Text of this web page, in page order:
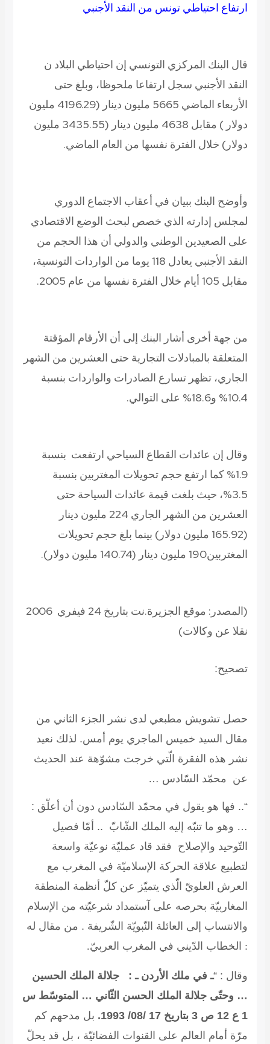
ارتفاع احتياطي تونس من النقد الأجنبي
قال البنك المركزي التونسي إن احتياطي البلاد ن
النقد الأجنبي سجل ارتفاعا ملحوظا، وبلغ حتى
الأربعاء الماضي 5665 مليون دينار (4196.29 مليون
دولار ) مقابل 4638 مليون دينار (3435.55 مليون
دولار) خلال الفترة نفسها من العام الماضي.
وأوضح البنك ببيان في أعقاب الاجتماع الدوري
لمجلس إدارته الذي خصص لبحث الوضع الاقتصادي
على الصعيدين الوطني والدولي أن هذا الحجم من
النقد الأجنبي يعادل 118 يوما من الواردات التونسية،
مقابل 105 أيام خلال الفترة نفسها من عام 2005.
من جهة أخرى أشار البنك إلى أن الأرقام المؤقتة
المتعلقة بالمبادلات التجارية حتى العشرين من الشهر
الجاري، تظهر تسارع الصادرات والواردات بنسبة
10.4% و18.6% على التوالي.
وقال إن عائدات القطاع السياحي ارتفعت بنسبة
1.9% كما ارتفع حجم تحويلات المغتربين بنسبة
3.5%، حيث بلغت قيمة عائدات السياحة حتى
العشرين من الشهر الجاري 224 مليون دينار
(165.92 مليون دولار) بينما بلغ حجم تحويلات
المغتربين190 مليون دينار (140.74 مليون دولار).
(المصدر: موقع الجزيرة.نت بتاريخ 24 فيفري 2006
نقلا عن وكالات)
تصحيح:
حصل تشويش مطبعي لدى نشر الجزء الثاني من
مقال السيد خميس الماجري يوم أمس. لذلك نعيد
نشر هذه الفقرة الّتي خرجت مشوّهة عند الحديث
عن محمّد السّادس …
“.. فها هو يقول في محمّد السّادس دون أن أعلّق :
… وهو ما تنبّه إليه الملك الشّابّ .. أمّا فصيل
التّوحيد والإصلاح فقد قاد عمليّة نوعيّة واسعة
لتطبيع علاقة الحركة الإسلاميّة في المغرب مع
العرش العلويّ الّذي يتميّز عن كلّ أنظمة المنطقة
المغاربيّة بحرصه على آستمداد شرعيّته من الإسلام
والانتساب إلى العائلة النّبويّة الشّريفة . من مقال له
: الخطاب الدّيني في المغرب العربيّ.
وقال : “ـ في ملك الأردن ـ : جلالة الملك الحسين
… وحتّى جلالة الملك الحسن الثّاني … المتوسّط س
1 ع 12 ص 3 بتاريخ 17 /08/ 1993
. بل مدحهم كم
مرّة أمام العالم على القنوات الفضائيّة ، بل قد يحلّ